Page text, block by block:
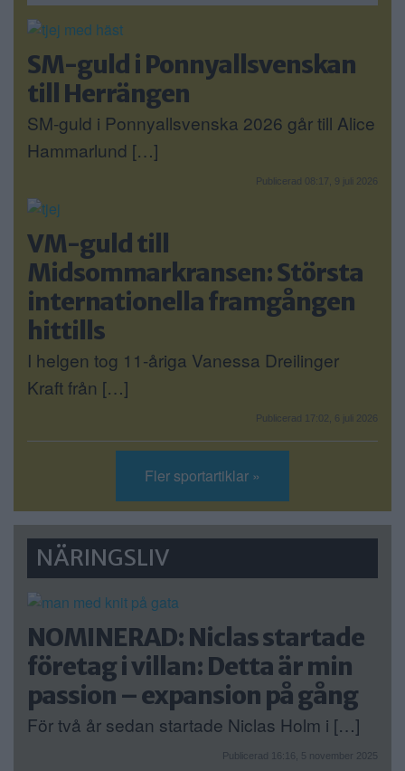
SM-guld i Ponnyallsvenskan
till Herrängen
SM-guld i Ponnyallsvenska 2026 går till Alice
Hammarlund […]
Publicerad 08:17, 9 juli 2026
VM-guld till
Midsommarkransen: Största
internationella framgången
hittills
I helgen tog 11-åriga Vanessa Dreilinger
Kraft från […]
Publicerad 17:02, 6 juli 2026
Fler sportartiklar »
NÄRINGSLIV
NOMINERAD: Niclas startade
företag i villan: Detta är min
passion – expansion på gång
För två år sedan startade Niclas Holm i […]
Publicerad 16:16, 5 november 2025